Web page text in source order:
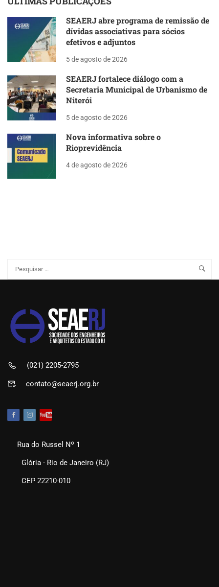
SEAERJ abre programa de remissão de
dívidas associativas para sócios
efetivos e adjuntos
5 de agosto de 2026
SEAERJ fortalece diálogo com a
Secretaria Municipal de Urbanismo de
Niterói
5 de agosto de 2026
Nova informativa sobre o
Rioprevidência
4 de agosto de 2026
(021) 2205-2795
contato@seaerj.org.br
Rua do Russel Nº 1
Glória - Rio de Janeiro (RJ)
CEP 22210-010